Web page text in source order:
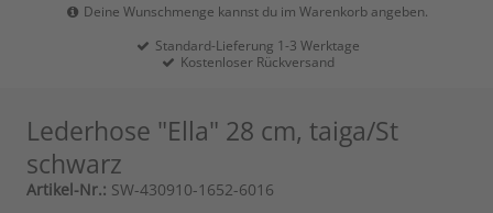
Deine Wunschmenge kannst du im Warenkorb angeben.
Standard-Lieferung 1-3 Werktage
Kostenloser Rückversand
Lederhose "Ella" 28 cm, taiga/St
schwarz
Artikel-Nr.: SW-430910-1652-6016